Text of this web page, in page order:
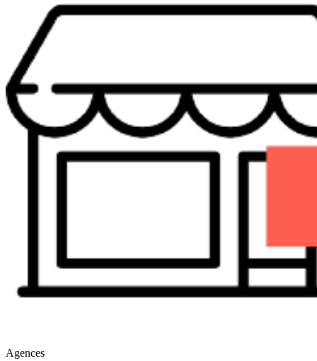
Agences